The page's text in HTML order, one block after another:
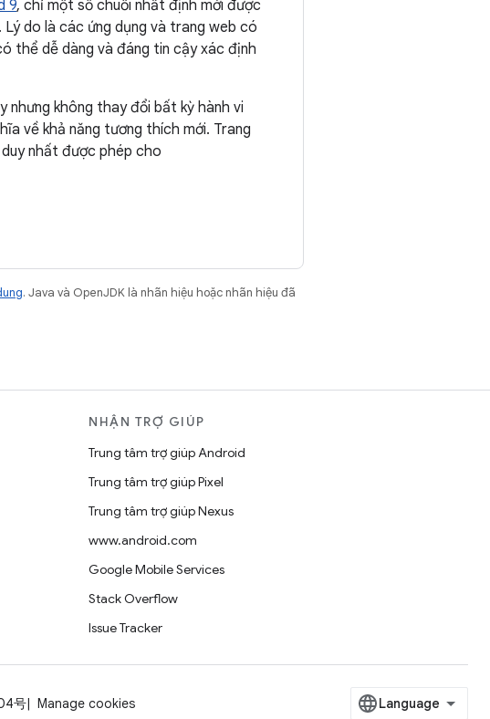
9, chỉ một số chuỗi nhất định mới được
. Lý do là các ứng dụng và trang web có
thể dễ dàng và đáng tin cậy xác định
không thay đổi bất kỳ hành vi
về khả năng tương thích mới. Trang
nhất được phép cho
. Java và OpenJDK là nhãn hiệu hoặc nhãn hiệu đã
NHẬN TRỢ GIÚP
Trung tâm trợ giúp Android
Trung tâm trợ giúp Pixel
Trung tâm trợ giúp Nexus
www.android.com
Google Mobile Services
Stack Overflow
Issue Tracker
号 Manage cookies